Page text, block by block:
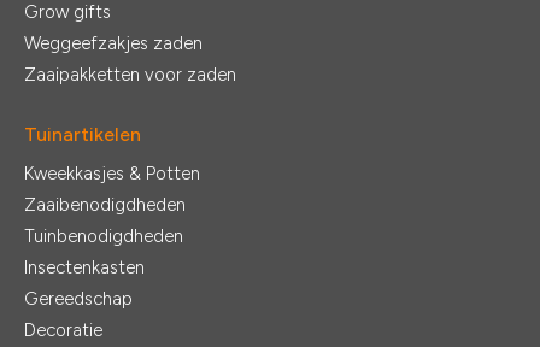
Grow gifts
Weggeefzakjes zaden
Zaaipakketten voor zaden
Tuinartikelen
Kweekkasjes & Potten
Zaaibenodigdheden
Tuinbenodigdheden
Insectenkasten
Gereedschap
Decoratie